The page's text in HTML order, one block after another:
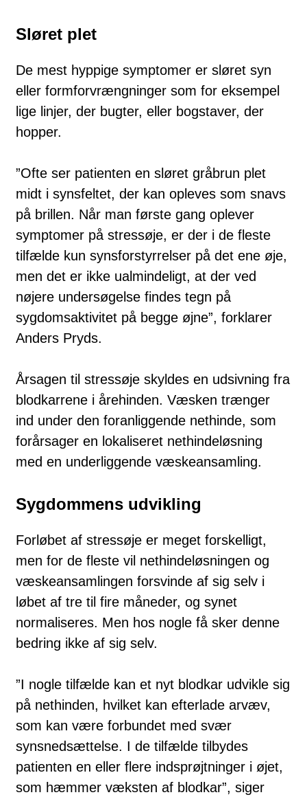
Sløret plet
De mest hyppige symptomer er sløret syn
eller formforvrængninger som for eksempel
lige linjer, der bugter, eller bogstaver, der
hopper.
”Ofte ser patienten en sløret gråbrun plet
midt i synsfeltet, der kan opleves som snavs
på brillen. Når man første gang oplever
symptomer på stressøje, er der i de fleste
tilfælde kun synsforstyrrelser på det ene øje,
men det er ikke ualmindeligt, at der ved
nøjere undersøgelse findes tegn på
sygdomsaktivitet på begge øjne”, forklarer
Anders Pryds.
Årsagen til stressøje skyldes en udsivning fra
blodkarrene i årehinden. Væsken trænger
ind under den foranliggende nethinde, som
forårsager en lokaliseret nethindeløsning
med en underliggende væskeansamling.
Sygdommens udvikling
Forløbet af stressøje er meget forskelligt,
men for de fleste vil nethindeløsningen og
væskeansamlingen forsvinde af sig selv i
løbet af tre til fire måneder, og synet
normaliseres. Men hos nogle få sker denne
bedring ikke af sig selv.
”I nogle tilfælde kan et nyt blodkar udvikle sig
på nethinden, hvilket kan efterlade arvæv,
som kan være forbundet med svær
synsnedsættelse. I de tilfælde tilbydes
patienten en eller flere indsprøjtninger i øjet,
som hæmmer væksten af blodkar”, siger